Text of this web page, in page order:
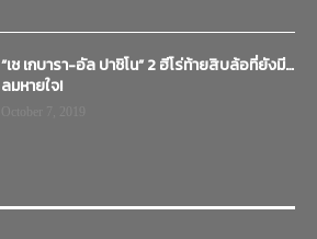
“เช เกบารา-อัล ปาชิโน” 2 ฮีโร่ท้ายสิบล้อที่ยังมี…
ลมหายใจ!